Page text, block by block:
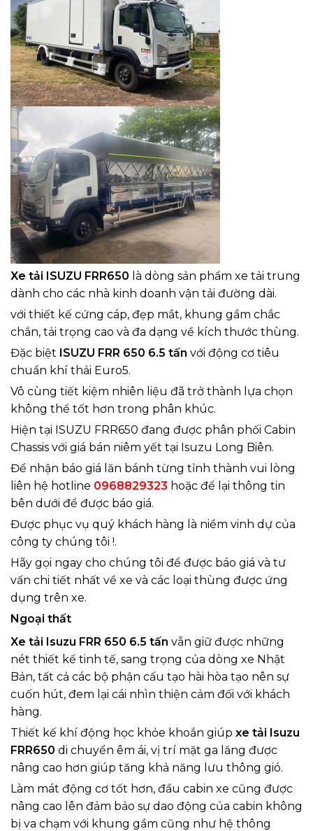
Xe tải ISUZU FRR650 là dòng sản phẩm xe tải trung
dành cho các nhà kinh doanh vận tải đường dài.
với thiết kế cứng cáp, đẹp mắt, khung gầm chắc
chắn, tải trọng cao và đa dạng về kích thước thùng.
Đặc biệt ISUZU FRR 650 6.5 tấn với động cơ tiêu
chuẩn khí thải Euro5.
Vô cùng tiết kiệm nhiên liệu đã trở thành lựa chọn
không thể tốt hơn trong phân khúc.
Hiện tại ISUZU FRR650 đang được phân phối Cabin
Chassis với giá bán niêm yết tại Isuzu Long Biên.
Để nhận báo giá lăn bánh từng tỉnh thành vui lòng
liên hệ hotline 0968829323 hoặc để lại thông tin
bên dưới để được báo giá.
Được phục vụ quý khách hàng là niềm vinh dự của
công ty chúng tôi !.
Hãy gọi ngay cho chúng tôi để được báo giá và tư
vấn chi tiết nhất về xe và các loại thùng được ứng
dụng trên xe.
Ngoại thất
Xe tải Isuzu FRR 650 6.5 tấn vẫn giữ được những
nét thiết kế tinh tế, sang trọng của dòng xe Nhật
Bản, tất cả các bộ phận cấu tạo hài hòa tạo nên sự
cuốn hút, đem lại cái nhìn thiện cảm đối với khách
hàng.
Thiết kế khí động học khỏe khoắn giúp xe tải Isuzu
FRR650 di chuyển êm ái, vị trí mặt ga lăng được
nâng cao hơn giúp tăng khả năng lưu thông gió.
Làm mát động cơ tốt hơn, đầu cabin xe cũng được
nâng cao lên đảm bảo sự dao động của cabin không
bị va chạm với khung gầm cũng như hệ thông